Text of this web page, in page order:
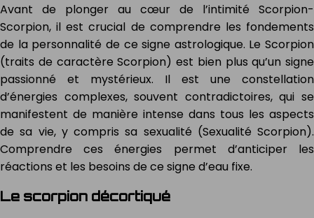
Avant de plonger au cœur de l’intimité Scorpion-
Scorpion, il est crucial de comprendre les fondements
de la personnalité de ce signe astrologique. Le Scorpion
(traits de caractère Scorpion) est bien plus qu’un signe
passionné et mystérieux. Il est une constellation
d’énergies complexes, souvent contradictoires, qui se
manifestent de manière intense dans tous les aspects
de sa vie, y compris sa sexualité (Sexualité Scorpion).
Comprendre ces énergies permet d’anticiper les
réactions et les besoins de ce signe d’eau fixe.
Le scorpion décortiqué